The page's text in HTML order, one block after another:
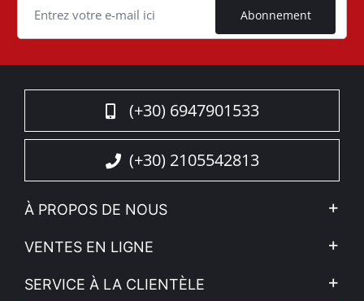
Abonnement
(+30) 6947901533
(+30) 2105542813
À PROPOS DE NOUS
L'entreprise
Voir nos actualités
VENTES EN LIGNE
Mon compte
SERVICE À LA CLIENTÈLE